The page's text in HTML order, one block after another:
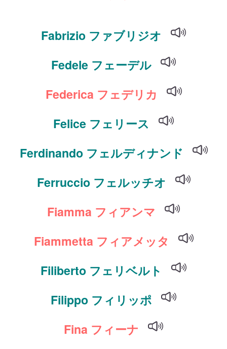
Fabrizio ファブリジオ
Fedele フェーデル
Federica フェデリカ
Felice フェリース
Ferdinando フェルディナンド
Ferruccio フェルッチオ
Fiamma フィアンマ
Fiammetta フィアメッタ
Filiberto フェリベルト
Filippo フィリッポ
Fina フィーナ